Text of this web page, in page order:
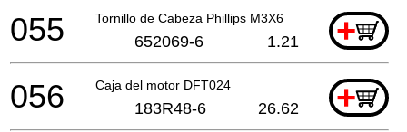
Tornillo de Cabeza Phillips M3X6 +
055 652069-6 1.21
Caja del motor DFT024 +
056 183R48-6 26.62